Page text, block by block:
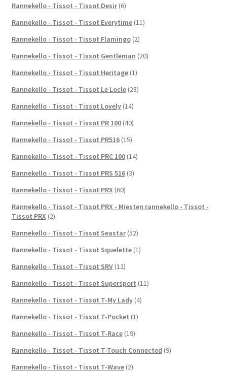
Rannekello - Tissot - Tissot Desir (6)
Rannekello - Tissot - Tissot Everytime (11)
Rannekello - Tissot - Tissot Flamingo (2)
Rannekello - Tissot - Tissot Gentleman (20)
Rannekello - Tissot - Tissot Heritage (1)
Rannekello - Tissot - Tissot Le Locle (28)
Rannekello - Tissot - Tissot Lovely (14)
Rannekello - Tissot - Tissot PR 100 (40)
Rannekello - Tissot - Tissot PR516 (15)
Rannekello - Tissot - Tissot PRC 100 (14)
Rannekello - Tissot - Tissot PRS 516 (3)
Rannekello - Tissot - Tissot PRX (60)
Rannekello - Tissot - Tissot PRX - Miesten rannekello - Tissot -
Tissot PRX (2)
Rannekello - Tissot - Tissot Seastar (52)
Rannekello - Tissot - Tissot Squelette (1)
Rannekello - Tissot - Tissot SRV (12)
Rannekello - Tissot - Tissot Supersport (11)
Rannekello - Tissot - Tissot T-My Lady (4)
Rannekello - Tissot - Tissot T-Pocket (1)
Rannekello - Tissot - Tissot T-Race (19)
Rannekello - Tissot - Tissot T-Touch Connected (9)
Rannekello - Tissot - Tissot T-Wave (2)